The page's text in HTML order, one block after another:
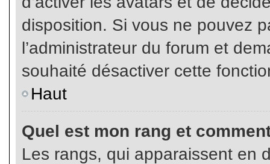
disposition. Si vous ne pouvez
l’administrateur du forum et
souhaité désactiver cette
Haut
Quel est mon rang et
Les rangs, qui apparaissent en